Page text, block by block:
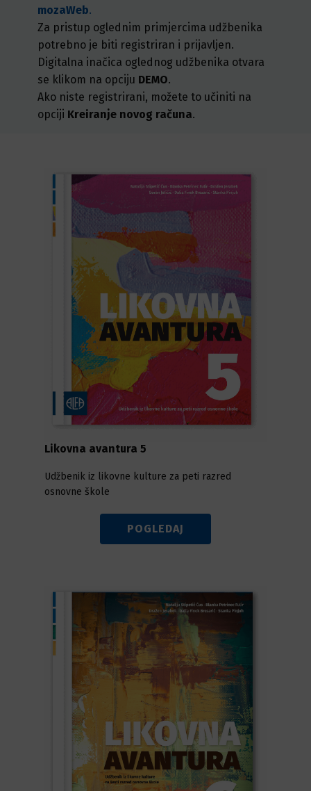
mozaWeb.
Za pristup oglednim primjercima udžbenika
potrebno je biti registriran i prijavljen.
Digitalna inačica oglednog udžbenika otvara
se klikom na opciju DEMO.
Ako niste registrirani, možete to učiniti na
opciji Kreiranje novog računa.
Likovna avantura 5
Udžbenik iz likovne kulture za peti razred
osnovne škole
POGLEDAJ